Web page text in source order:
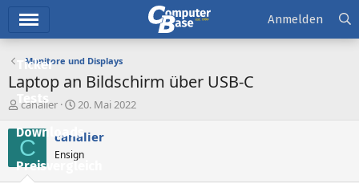
Ticker
Tests
Downloads
Preisvergleich
Anmelden
Monitore und Displays
Laptop an Bildschirm über USB-C
E
s
t
e
canalier
E
s
e
20. Mai 2022
C canalier
Ensign